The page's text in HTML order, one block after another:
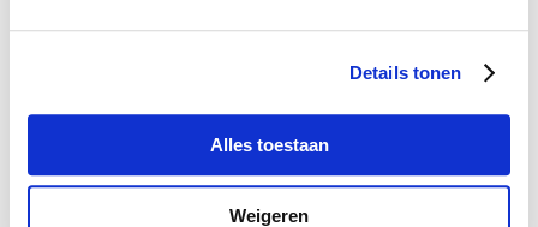
Details tonen
Alles toestaan
Weigeren
Beurs